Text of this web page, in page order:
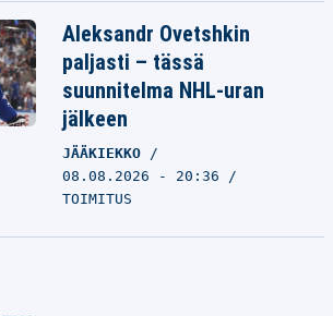
Aleksandr Ovetshkin
paljasti – tässä
suunnitelma NHL-uran
jälkeen
JÄÄKIEKKO
08.08.2026 - 20:36
TOIMITUS